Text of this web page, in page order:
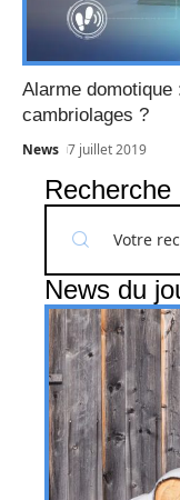
Alarme
cambriolages ?
News 7 juillet 2019
Recherche
News du